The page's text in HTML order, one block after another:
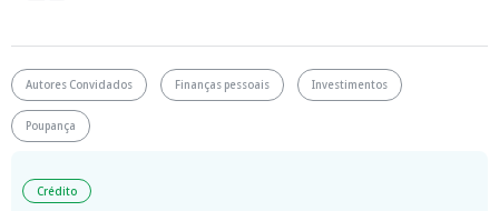
Autores Convidados Finanças pessoais Investimentos
Poupança
Crédito